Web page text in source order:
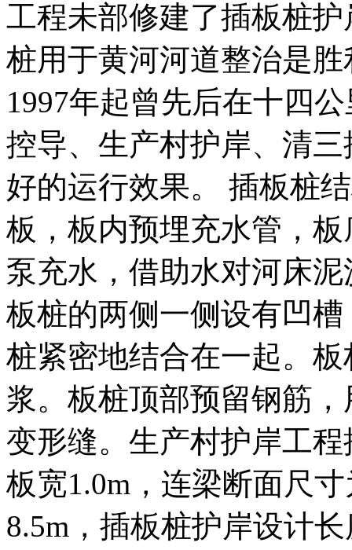
工程未部修建了插板桩
桩用于黄河河道整治是
1997年起曾先后在十四
控导、生产村护岸、清
好的运行效果。 插板桩
板，板内预埋充水管，
泵充水，借助水对河床
板桩的两侧一侧设有凹
桩紧密地结合在一起。
浆。板桩顶部预留钢筋
变形缝。生产村护岸工
板宽1.0m，连梁断面尺
8.5m，插板桩护岸设计